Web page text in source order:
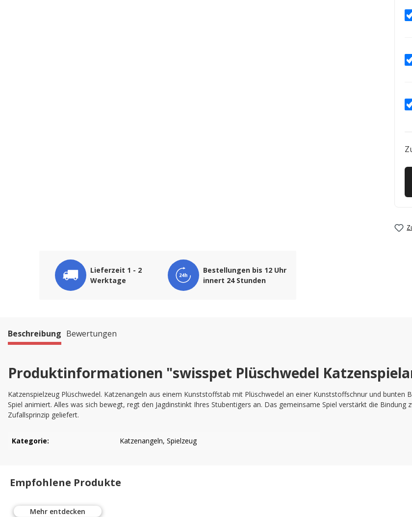
Lieferzeit 1 - 2
Werktage
Bestellungen bis 12 Uhr
innert 24 Stunden
Beschreibung Bewertungen
Produktinformationen "swisspet Plüschwedel
Katzenspielzeug Plüschwedel. Katzenangeln aus einem Kunststoffstab mit Plüschwedel an einer Kunststoffschnur und bunten
Spiel animiert. Alles was sich bewegt, regt den Jagdinstinkt Ihres Stubentigers an. Das gemeinsame Spiel verstärkt die
Zufallsprinzip geliefert.
Kategorie: Katzenangeln, Spielzeug
Empfohlene Produkte
Mehr entdecken